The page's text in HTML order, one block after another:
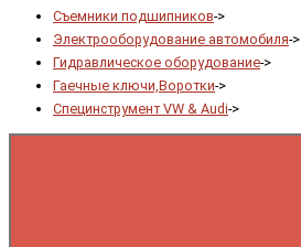
Съемники подшипников->
Электрооборудование автомобиля->
Гидравлическое оборудование->
Гаечные ключи,Воротки->
Специнструмент VW & Audi->